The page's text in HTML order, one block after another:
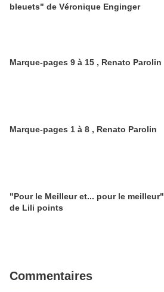
bleuets" de Véronique Enginger
Marque-pages 9 à 15 , Renato Parolin
Marque-pages 1 à 8 , Renato Parolin
"Pour le Meilleur et... pour le meilleur"
de Lili points
Commentaires